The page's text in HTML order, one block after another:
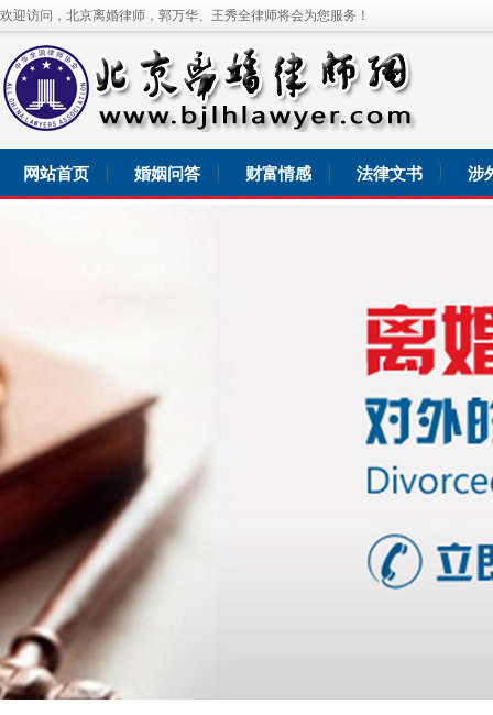
欢迎访问，北京离婚律师，郭万华、王秀全律师将会为您服务！
网站首页 婚姻问答 财富情感 法律文书 涉